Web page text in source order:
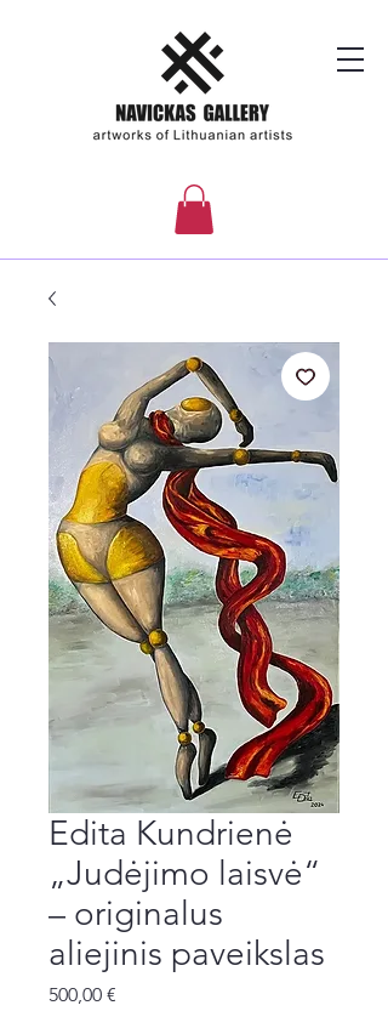
Edita Kundrienė
„Judėjimo laisvė“
– originalus
aliejinis paveikslas
500,00 €